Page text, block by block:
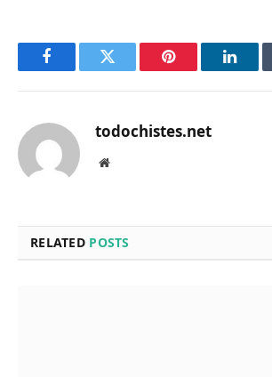
FacebookTwitter Pinterest
todochistes.net
Website
RELATED POSTS